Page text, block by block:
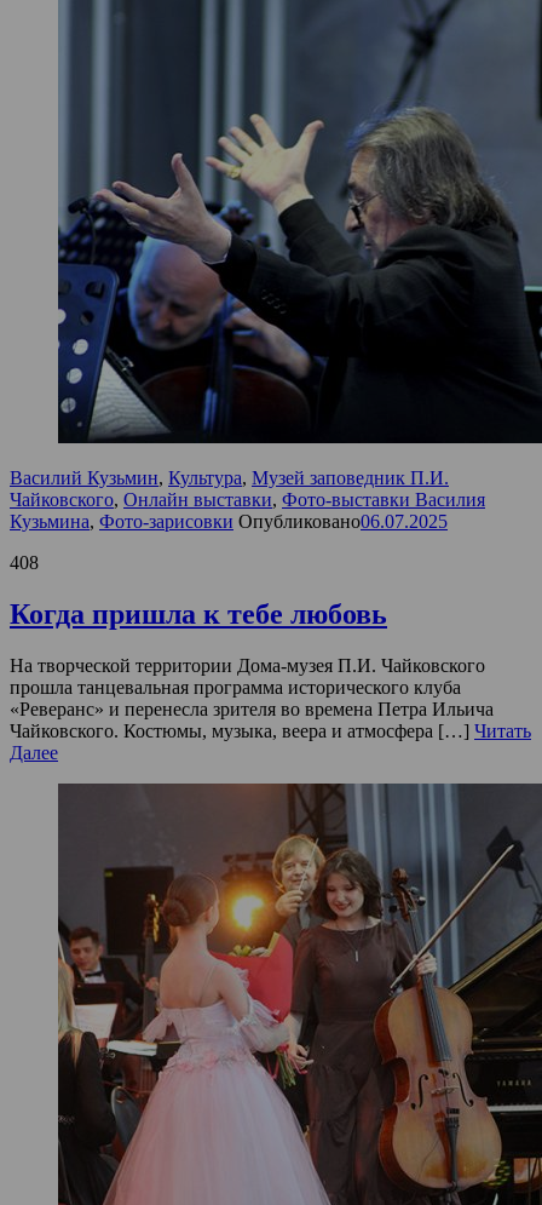
Василий Кузьмин, Культура, Музей заповедник П.И.
Чайковского, Онлайн выставки, Фото-выставки Василия
Кузьмина, Фото-зарисовки Опубликовано06.07.2025
408
Когда пришла к тебе любовь
На творческой территории Дома-музея П.И. Чайковского
прошла танцевальная программа исторического клуба
«Реверанс» и перенесла зрителя во времена Петра Ильича
Чайковского. Костюмы, музыка, веера и атмосфера […] Читать
Далее